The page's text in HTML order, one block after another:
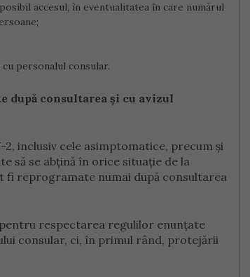
accesul, în eventualitatea în care numărul
personalul consular.
după consultarea și cu avizul
inclusiv cele asimptomatice, precum și
să se abțină în orice situație de la
fi reprogramate numai după consultarea
respectarea regulilor enunțate
consular, ci, în primul rând, protejării